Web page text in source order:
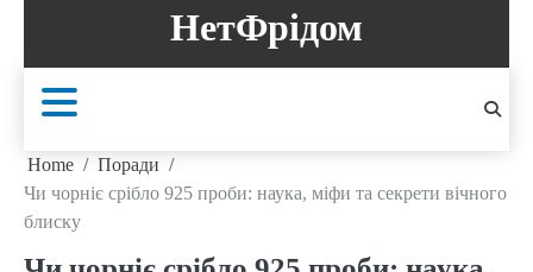
content
НетФрідом
Home
Поради
Чи чорніє срібло 925 проби: наука, міфи та секрети вічного
блиску